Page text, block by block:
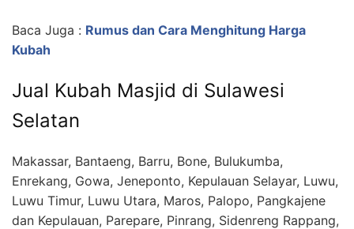
Baca Juga : Rumus dan Cara Menghitung Harga
Kubah
Jual Kubah Masjid di Sulawesi
Selatan
Makassar, Bantaeng, Barru, Bone, Bulukumba,
Enrekang, Gowa, Jeneponto, Kepulauan Selayar, Luwu,
Luwu Timur, Luwu Utara, Maros, Palopo, Pangkajene
dan Kepulauan, Parepare, Pinrang, Sidenreng Rappang,